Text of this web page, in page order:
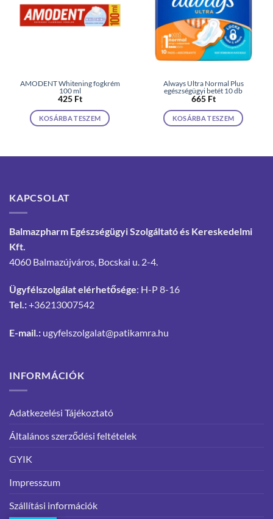
AMODENT Whitening fogkrém
100 ml
425 Ft
KOSÁRBA TESZEM
Always Ultra Normal Plus
egészségügyi betét 10 db
665 Ft
KOSÁRBA TESZEM
KAPCSOLAT
Balmazpharm Egészségügyi Szolgáltató és Kereskedelmi
Kft.
4060 Balmazújváros, Bocskai u. 2-4.
Ügyfélszolgálat elérhetősége: H-P 8-16
Tel.:+36213007542
E-mail.: ugyfelszolgalat@patikamra.hu
INFORMÁCIÓK
Adatkezelési Tájékoztató
Általános szerződési feltételek
GYIK
Impresszum
Szállítási információk